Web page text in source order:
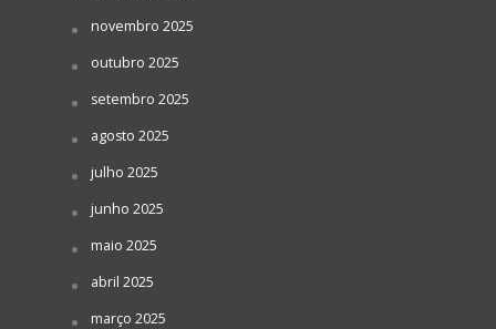
novembro 2025
outubro 2025
setembro 2025
agosto 2025
julho 2025
junho 2025
maio 2025
abril 2025
março 2025